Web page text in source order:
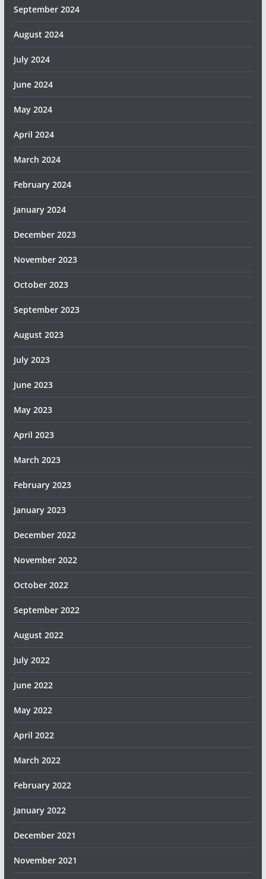
September 2024
August 2024
July 2024
June 2024
May 2024
April 2024
March 2024
February 2024
January 2024
December 2023
November 2023
October 2023
September 2023
August 2023
July 2023
June 2023
May 2023
April 2023
March 2023
February 2023
January 2023
December 2022
November 2022
October 2022
September 2022
August 2022
July 2022
June 2022
May 2022
April 2022
March 2022
February 2022
January 2022
December 2021
November 2021